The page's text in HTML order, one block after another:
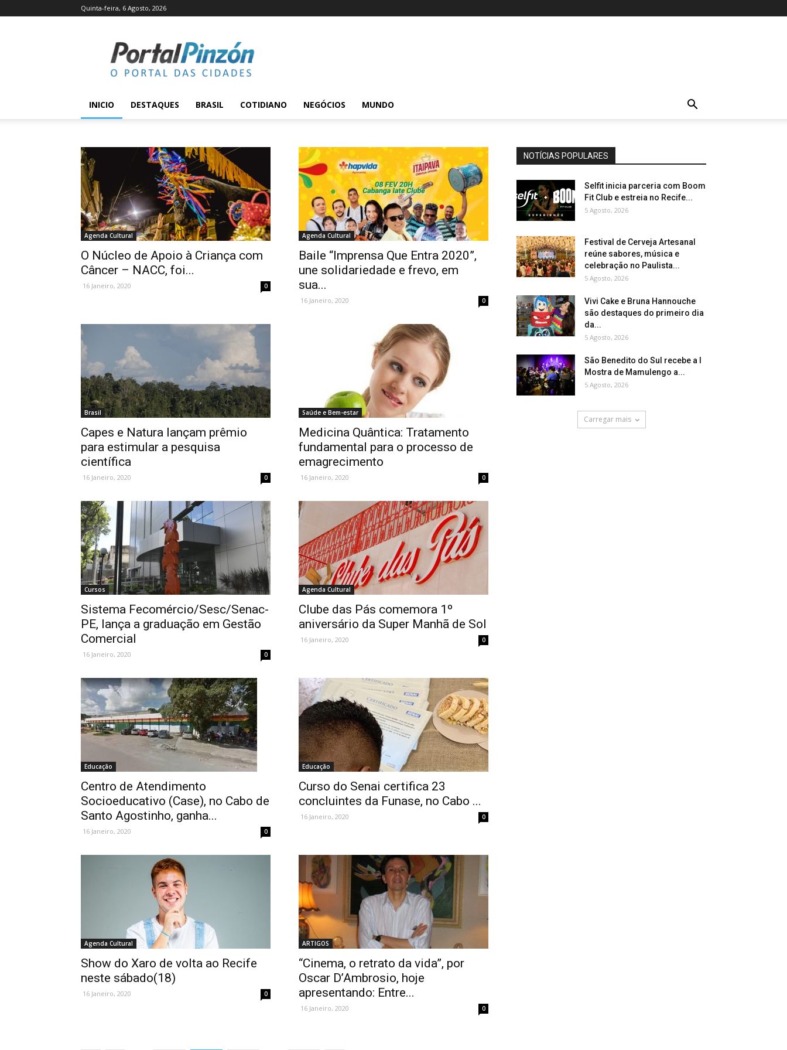
Quinta-feira, 6 Agosto, 2026
Pinzón
INICIO DESTAQUES BRASIL COTIDIANO NEGÓCIOS MUNDO
Agenda Cultural
O Núcleo de Apoio à Criança com
Câncer – NACC, foi...
16 Janeiro, 2020 0
Agenda Cultural
Baile “Imprensa Que Entra 2020”,
une solidariedade e frevo, em
sua...
16 Janeiro, 2020 0
Brasil
Capes e Natura lançam prêmio
para estimular a pesquisa
científica
16 Janeiro, 2020 0
Saúde e Bem-estar
Medicina Quântica: Tratamento
fundamental para o processo de
emagrecimento
16 Janeiro, 2020 0
Cursos
Sistema Fecomércio/Sesc/Senac-
PE, lança a graduação em Gestão
Comercial
16 Janeiro, 2020 0
Agenda Cultural
Clube das Pás comemora 1º
aniversário da Super Manhã de Sol
16 Janeiro, 2020 0
Educação
Centro de Atendimento
Socioeducativo (Case), no Cabo de
Santo Agostinho, ganha...
16 Janeiro, 2020 0
Educação
Curso do Senai certifica 23
concluintes da Funase, no Cabo ...
16 Janeiro, 2020 0
Agenda Cultural
Show do Xaro de volta ao Recife
neste sábado(18)
16 Janeiro, 2020 0
ARTIGOS
“Cinema, o retrato da vida”, por
Oscar D’Ambrosio, hoje
apresentando: Entre...
16 Janeiro, 2020 0
NOTÍCIAS POPULARES
Selfit inicia parceria com Boom
Fit Club e estreia no Recife...
5 Agosto, 2026
Festival de Cerveja Artesanal
reúne sabores, música e
celebração no Paulista...
5 Agosto, 2026
Vivi Cake e Bruna Hannouche
são destaques do primeiro dia
da...
5 Agosto, 2026
São Benedito do Sul recebe a I
Mostra de Mamulengo a...
5 Agosto, 2026
Carregar mais